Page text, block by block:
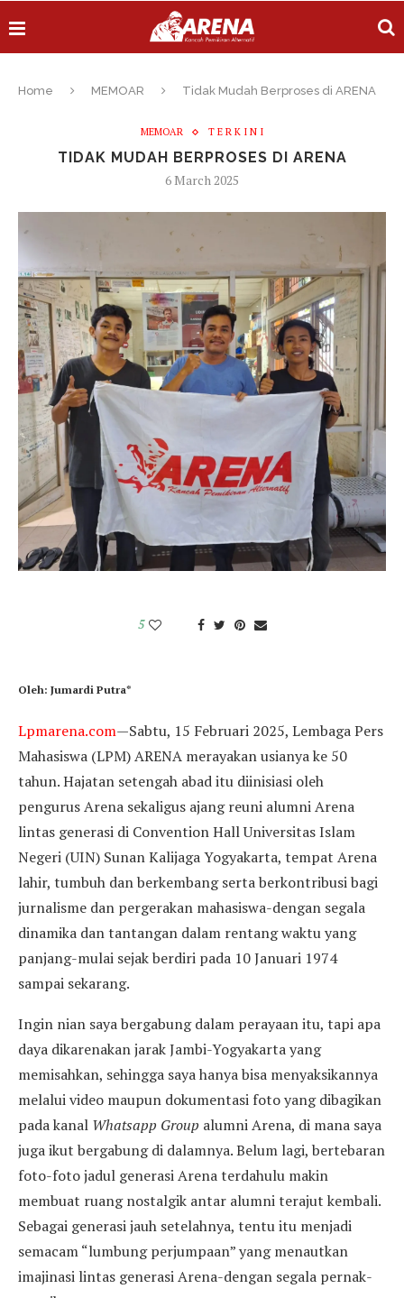
Home MEMOAR Tidak Mudah Berproses di ARENA
MEMOAR T E R K I N I
TIDAK MUDAH BERPROSES DI ARENA
6 March 2025
5
Oleh: Jumardi Putra*
Lpmarena.com—Sabtu, 15 Februari 2025, Lembaga Pers
Mahasiswa (LPM) ARENA merayakan usianya ke 50
tahun. Hajatan setengah abad itu diinisiasi oleh
pengurus Arena sekaligus ajang reuni alumni Arena
lintas generasi di Convention Hall Universitas Islam
Negeri (UIN) Sunan Kalijaga Yogyakarta, tempat Arena
lahir, tumbuh dan berkembang serta berkontribusi bagi
jurnalisme dan pergerakan mahasiswa-dengan segala
dinamika dan tantangan dalam rentang waktu yang
panjang-mulai sejak berdiri pada 10 Januari 1974
sampai sekarang.
Ingin nian saya bergabung dalam perayaan itu, tapi apa
daya dikarenakan jarak Jambi-Yogyakarta yang
memisahkan, sehingga saya hanya bisa menyaksikannya
melalui video maupun dokumentasi foto yang dibagikan
pada kanal Whatsapp Group alumni Arena, di mana saya
juga ikut bergabung di dalamnya. Belum lagi, bertebaran
foto-foto jadul generasi Arena terdahulu makin
membuat ruang nostalgik antar alumni terajut kembali.
Sebagai generasi jauh setelahnya, tentu itu menjadi
semacam “lumbung perjumpaan” yang menautkan
imajinasi lintas generasi Arena-dengan segala pernak-